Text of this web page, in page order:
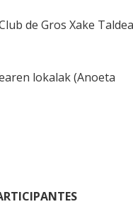
de Gros Xake Taldea
lokalak (Anoeta